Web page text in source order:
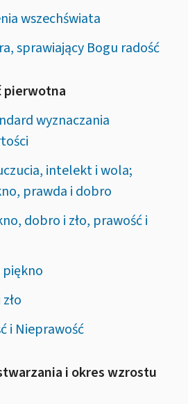
wszechświata
sprawiający Bogu radość
pierwotna
wyznaczania
intelekt i wola;
prawda i dobro
dobro i zło, prawość i
piękno
i Nieprawość
i okres wzrostu